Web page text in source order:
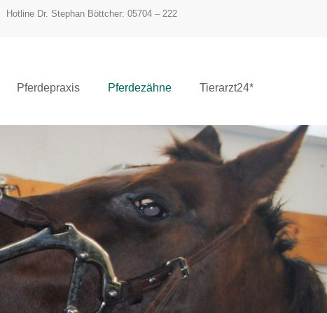
Hotline Dr. Stephan Böttcher: 05704 – 222
Pferdepraxis Pferdezähne Tierarzt24*